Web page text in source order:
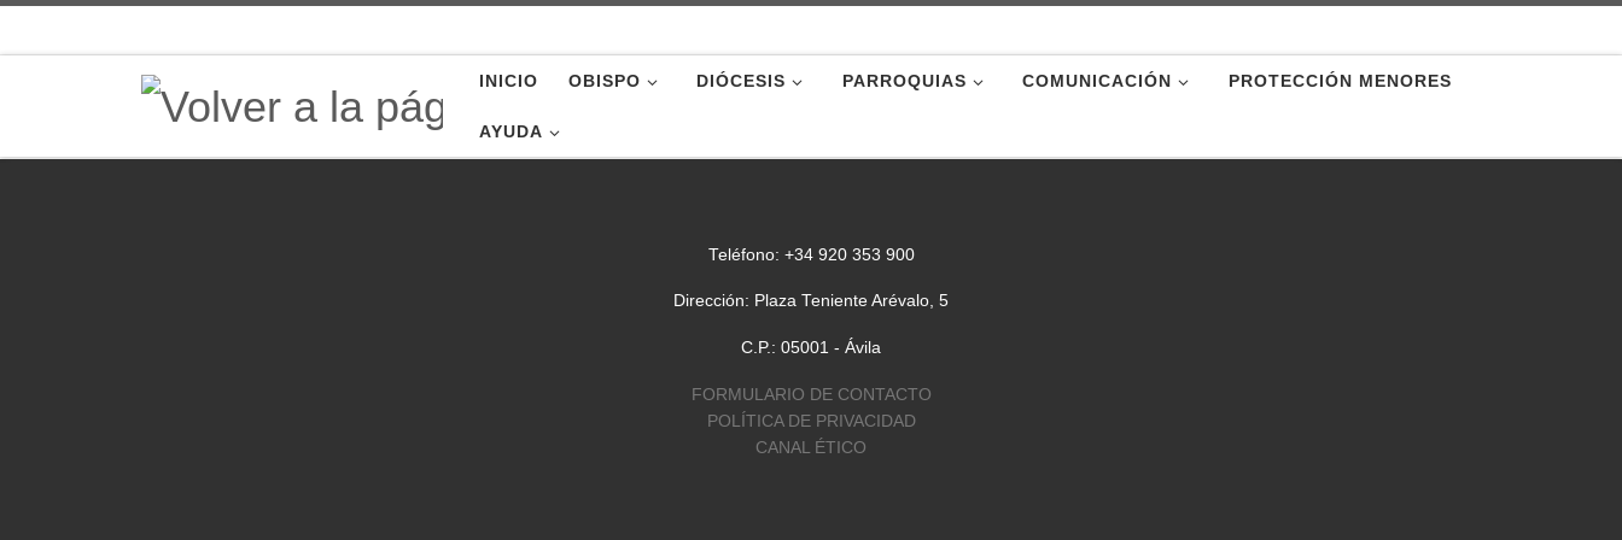
INICIO OBISPO DIÓCESIS PARROQUIAS COMUNICACIÓN PROTECCIÓN MENORES
AYUDA
Teléfono: +34 920 353 900
Dirección: Plaza Teniente Arévalo, 5
C.P.: 05001 - Ávila
FORMULARIO DE CONTACTO
POLÍTICA DE PRIVACIDAD
CANAL ÉTICO